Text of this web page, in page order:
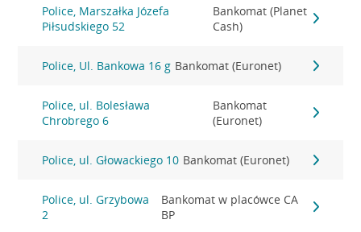
Police, Marszałka Józefa
Piłsudskiego 52
Bankomat (Planet
Cash)
Police, Ul. Bankowa 16 g Bankomat (Euronet)
Police, ul. Bolesława
Chrobrego 6
Bankomat
(Euronet)
Police, ul. Głowackiego 10 Bankomat (Euronet)
Police, ul. Grzybowa
2
Bankomat w placówce CA
BP